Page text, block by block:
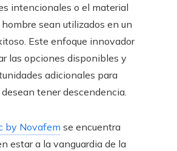
intencionales o el material
sean utilizados en un
Este enfoque innovador
las opciones disponibles y
adicionales para
tener descendencia.
by Novafem se encuentra
estar a la vanguardia de la